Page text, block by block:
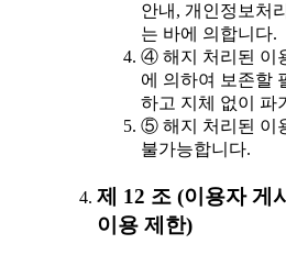
안내, 개인정보처
는 바에 의합니다.
④ 해지 처리된 이
에 의하여 보존할
하고 지체 없이 파
⑤ 해지 처리된 이
불가능합니다.
제 12 조 (이용자 게
이용 제한)